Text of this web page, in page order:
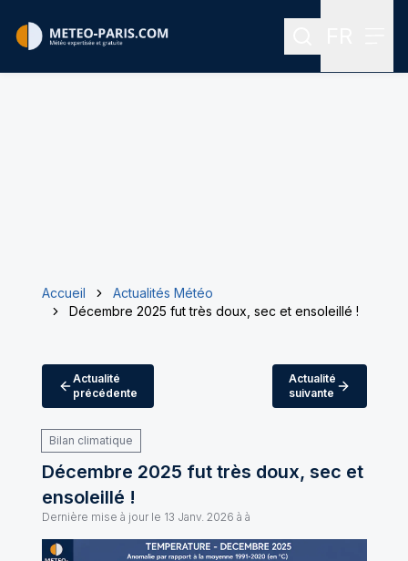
Rechercher
Accueil
Actualités Météo
Décembre 2025 fut très doux, sec et ensoleillé !
Actualité
précédente
Actualité
suivante
Bilan climatique
Décembre 2025 fut très doux, sec et
ensoleillé !
Dernière mise à jour le 13 Janv. 2026 à à